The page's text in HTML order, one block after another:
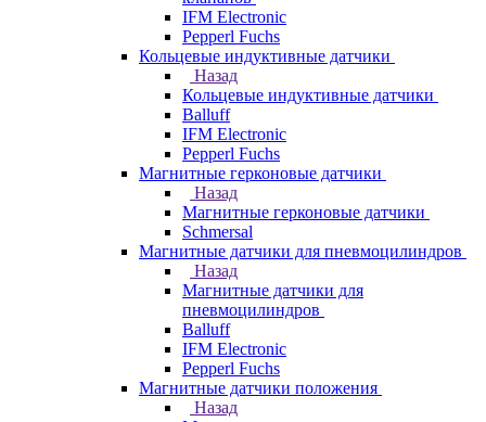
IFM Electronic
Pepperl Fuchs
Кольцевые индуктивные датчики
Назад
Кольцевые индуктивные датчики
Balluff
IFM Electronic
Pepperl Fuchs
Магнитные герконовые датчики
Назад
Магнитные герконовые датчики
Schmersal
Магнитные датчики для пневмоцилиндров
Назад
Магнитные датчики для
пневмоцилиндров
Balluff
IFM Electronic
Pepperl Fuchs
Магнитные датчики положения
Назад